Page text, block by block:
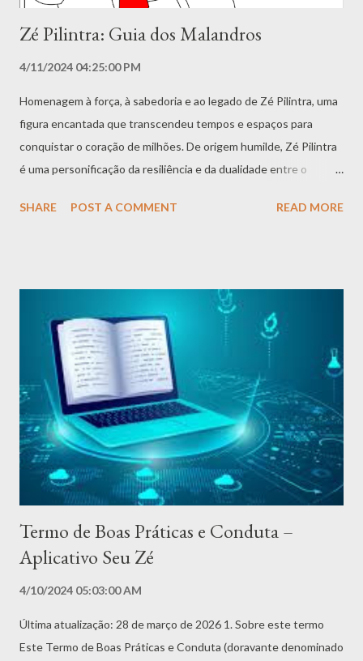
Zé Pilintra: Guia dos Malandros
4/11/2024 04:25:00 PM
Homenagem à força, à sabedoria e ao legado de Zé Pilintra, uma
figura encantada que transcendeu tempos e espaços para
conquistar o coração de milhões. De origem humilde, Zé Pilintra
é uma personificação da resiliência e da dualidade entre o
simbolizando proteção, coragem e a essência de uma
encantado poderoso. O livro explora suas vivências, sua
conexão com as Pombas-Gira, seu papel de defensor dos
necessitados e sua relevância nos dias atuais. Cada capítulo é
um convite para compreender as diversas facetas de Zé Pilintra
e o impacto de sua presença na espiritualidade brasileira. Além
disso, o livro reúne oraçōes, simpatias, oferendas e pontos
cantados dedicados ao Seu Zé, proporcionando um guia prático
e espiritual para aqueles que buscam sua proteção ou desejam
honrá-l...
SHARE POST A COMMENT READ MORE
Termo de Boas Práticas e Conduta –
Aplicativo Seu Zé
4/10/2024 05:03:00 AM
Última atualização: 28 de março de 2026 1. Sobre este termo
Este Termo de Boas Práticas e Conduta (doravante denominado